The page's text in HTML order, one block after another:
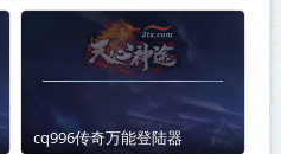
cq996传奇万能登陆器